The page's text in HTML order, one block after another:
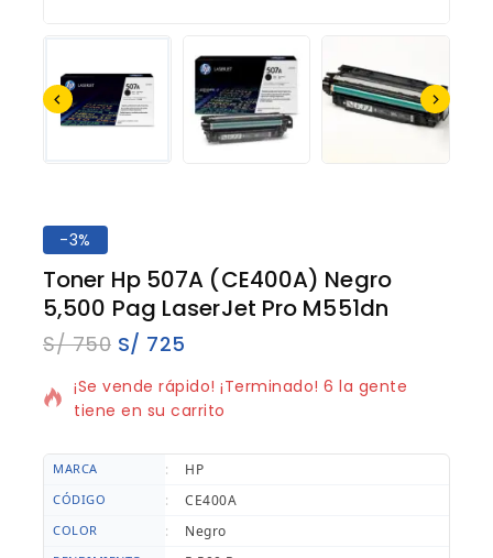
-3%
Toner Hp 507A (CE400A) Negro
5,500 Pag LaserJet Pro M551dn
S/750 S/ 725
14 productos vendidos en los últimos 10 horas
¡Se vende rápido! ¡Terminado! 6 la gente
tiene en su carrito
MARCA : HP
CÓDIGO : CE400A
COLOR : Negro